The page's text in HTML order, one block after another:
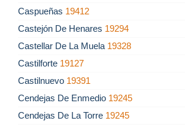
Caspueñas 19412
Castejón De Henares 19294
Castellar De La Muela 19328
Castilforte 19127
Castilnuevo 19391
Cendejas De Enmedio 19245
Cendejas De La Torre 19245